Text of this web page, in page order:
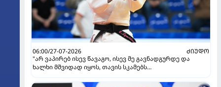
06:00/27-07-2026
ᲫᲘᲣᲓᲝ
"არ ვაპირებ ისევ წავაგო, ისევ მე გავნადგურდე და
ხალხი მშვიდად იყოს, თავის სკამებს